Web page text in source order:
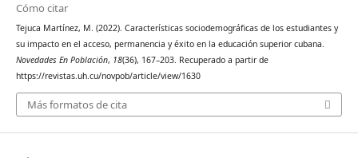
Cómo citar
Tejuca Martínez, M. (2022). Características sociodemográficas de los estudiantes y
su impacto en el acceso, permanencia y éxito en la educación superior cubana.
Novedades En Población, 18(36), 167–203. Recuperado a partir de
https://revistas.uh.cu/novpob/article/view/1630
Más formatos de cita